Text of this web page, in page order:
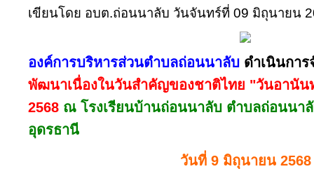
เขียนโดย อบต.ถ่อนนาลับ วันจันทร์ที่ 09 มิถุนายน
องค์การบริหารส่วนตำบลถ่อนนาลับ ดำเนินการ
พัฒนาเนื่องในวันสำคัญของชาติไทย "วันอานั
2568 ณ โรงเรียนบ้านถ่อนนาลับ ตำบลถ่อนนา
อุดรธานี
วันที่ 9 มิถุนายน 2568